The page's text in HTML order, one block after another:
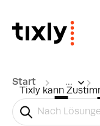
Start ...
Tixly kann
Versand von
für die